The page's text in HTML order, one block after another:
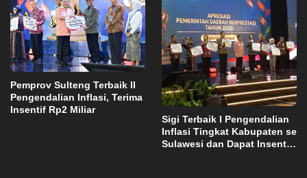
Pemprov Sulteng Terbaik II
Pengendalian Inflasi, Terima
Insentif Rp2 Miliar
Sigi Terbaik I Pengendalian
Inflasi Tingkat Kabupaten se
Sulawesi dan Dapat Insentif